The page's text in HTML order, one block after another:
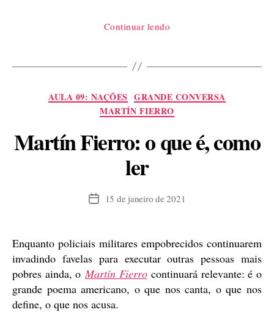
Continuar lendo
Categorias
AULA 09: NAÇÕES GRANDE CONVERSA
MARTÍN FIERRO
Martín Fierro: o que é, como
ler
Data15 de janeiro de 2021
Enquanto policiais militares empobrecidos continuarem
invadindo favelas para executar outras pessoas mais
pobres ainda, o Martín Fierrocontinuará relevante: é o
grande poema americano, o que nos canta, o que nos
define, o que nos acusa.